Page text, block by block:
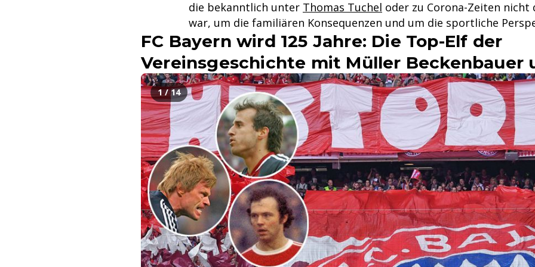
die bekanntlich unter Thomas Tuchel oder zu Corona-Zeiten
war, um die familiären Konsequenzen und um die sportliche
FC Bayern wird 125 Jahre: Die Top-Elf der
Vereinsgeschichte mit Müller Beckenbauer
1 / 14